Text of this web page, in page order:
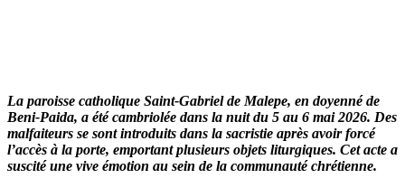
La paroisse catholique Saint-Gabriel de Malepe, en doyenné de
Beni-Paida, a été cambriolée dans la nuit du 5 au 6 mai 2026. Des
malfaiteurs se sont introduits dans la sacristie après avoir forcé
l’accès à la porte, emportant plusieurs objets liturgiques. Cet acte a
suscité une vive émotion au sein de la communauté chrétienne.